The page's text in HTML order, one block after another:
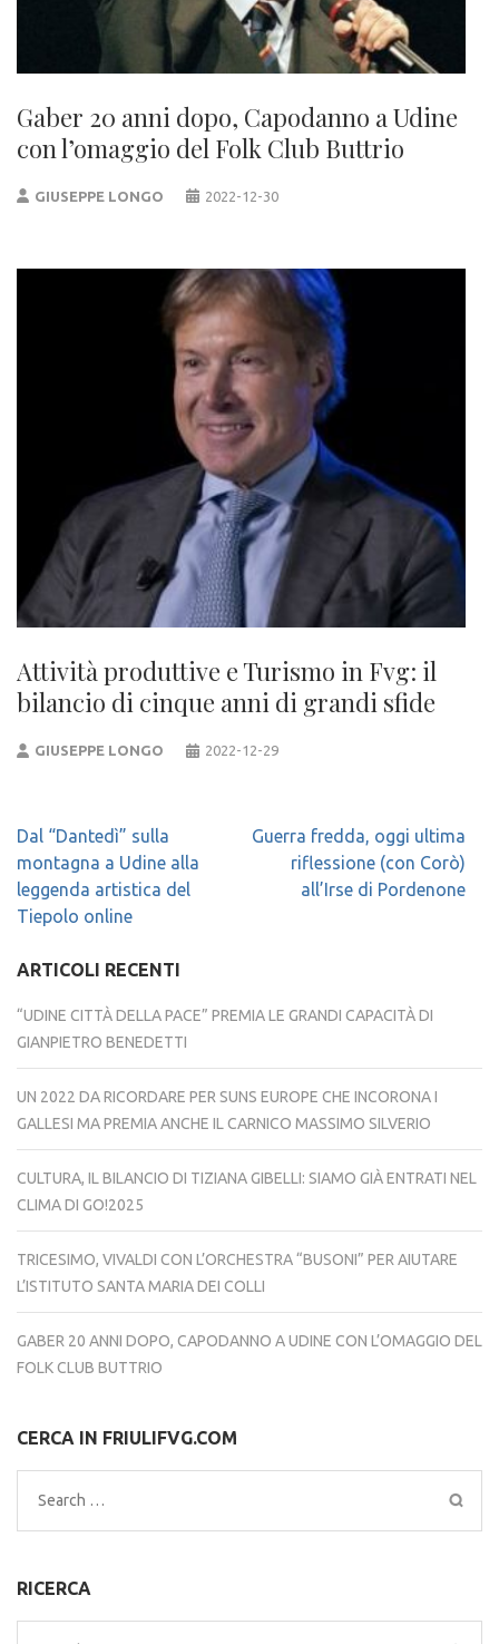
Gaber 20 anni dopo, Capodanno a Udine
con l’omaggio del Folk Club Buttrio
GIUSEPPE LONGO 2022-12-30
Attività produttive e Turismo in Fvg: il
bilancio di cinque anni di grandi sfide
GIUSEPPE LONGO 2022-12-29
Navigazione
articoli
Dal “Dantedì” sulla
montagna a Udine alla
leggenda artistica del
Tiepolo online
Guerra fredda, oggi ultima
riflessione (con Corò)
all’Irse di Pordenone
ARTICOLI RECENTI
“UDINE CITTÀ DELLA PACE” PREMIA LE GRANDI CAPACITÀ DI
GIANPIETRO BENEDETTI
UN 2022 DA RICORDARE PER SUNS EUROPE CHE INCORONA I
GALLESI MA PREMIA ANCHE IL CARNICO MASSIMO SILVERIO
CULTURA, IL BILANCIO DI TIZIANA GIBELLI: SIAMO GIÀ ENTRATI NEL
CLIMA DI GO!2025
TRICESIMO, VIVALDI CON L’ORCHESTRA “BUSONI” PER AIUTARE
L’ISTITUTO SANTA MARIA DEI COLLI
GABER 20 ANNI DOPO, CAPODANNO A UDINE CON L’OMAGGIO DEL
FOLK CLUB BUTTRIO
CERCA IN FRIULIFVG.COM
Search
for:
RICERCA